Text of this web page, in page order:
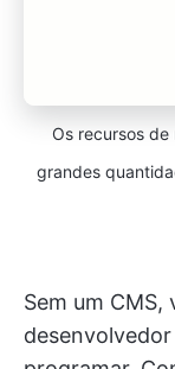
Os recursos
grandes
Sem um CMS,